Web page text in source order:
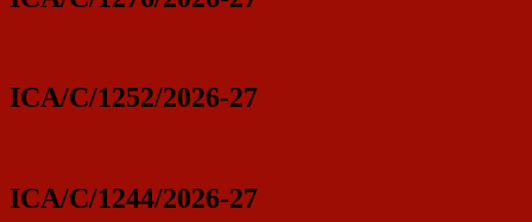
ICA/C/1252/2026-27
ICA/C/1244/2026-27